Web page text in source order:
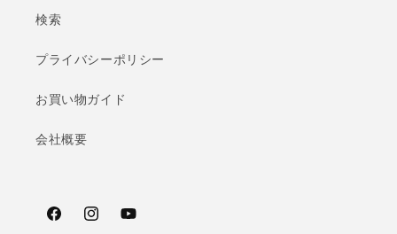
検索
プライバシーポリシー
お買い物ガイド
会社概要
FacebookInstagramYouTube